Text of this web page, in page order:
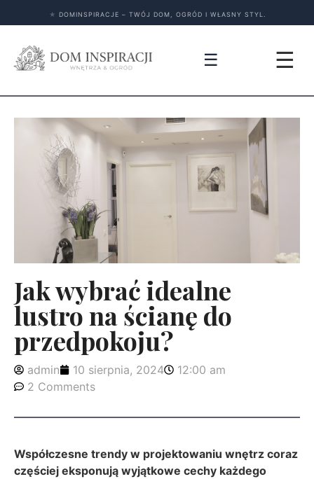
★ DOMINSPIRACJE – TWÓJ DOM, OGRÓD I WŁASNY STYL.
☰ ☰
Jak wybrać idealne
lustro na ścianę do
przedpokoju?
admin 10 sierpnia, 2024
12:00 am
2 Comments
Współczesne trendy w projektowaniu wnętrz coraz
częściej eksponują wyjątkowe cechy każdego